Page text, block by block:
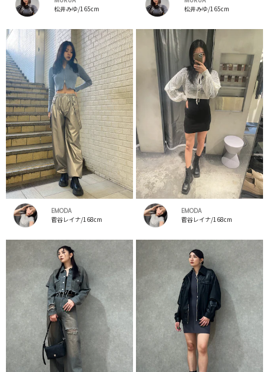
松井みゆ/165cm
松井みゆ/165cm
EMODA
菅谷レイナ/168cm
EMODA
菅谷レイナ/168cm